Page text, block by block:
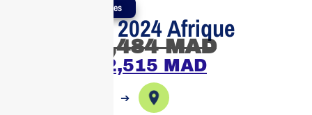
Produits Authentiques
Office Bus 2024 Afrique
3,484MAD
2,515 MAD
➔